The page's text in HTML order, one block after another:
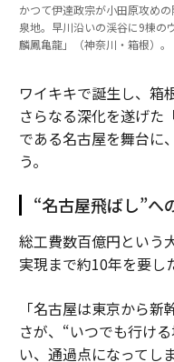
かつて伊達政宗が小田原攻め
泉地。早川沿いの渓谷に9棟の
麟鳳亀龍」（神奈川・箱根）。
ワイキキで誕生し、箱
さらなる深化を遂げた
である名古屋を舞台に
う。
“名古屋飛ばし”へ
総工費数百億円という
実現まで約10年を要し
「名古屋は東京から
さが、“いつでも行け
い、通過点になってし